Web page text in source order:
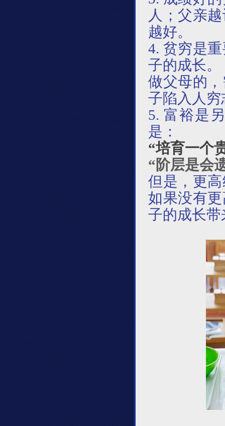
人；父亲
越好。
4. 贫穷是
子的成长。
做父母的
子陷入人
5. 富裕是
是：
“培育一个
“阶层是会
但是，更
如果没有
子的成长